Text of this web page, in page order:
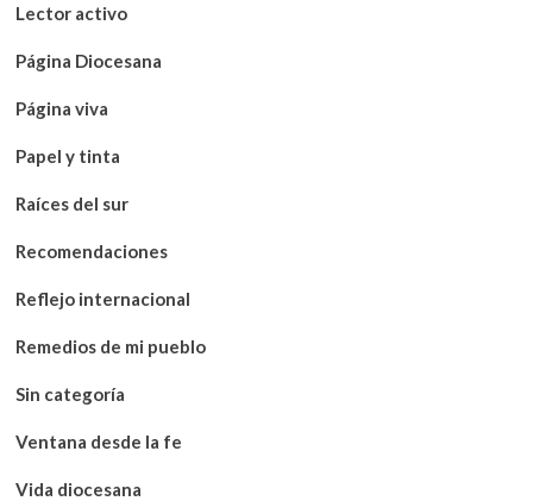
Lector activo
Página Diocesana
Página viva
Papel y tinta
Raíces del sur
Recomendaciones
Reflejo internacional
Remedios de mi pueblo
Sin categoría
Ventana desde la fe
Vida diocesana